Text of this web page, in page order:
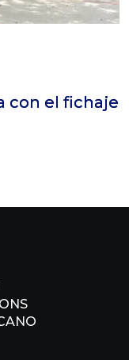
el fichaje